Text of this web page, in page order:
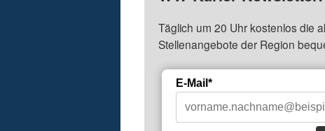
Täglich um 20 Uhr kostenlos die
Stellenangebote der Region
E-Mail*